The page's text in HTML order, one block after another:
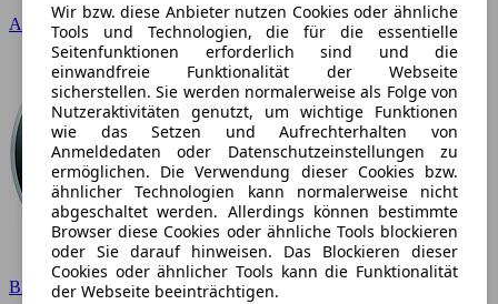
Audi
BMW
Wir bzw. diese Anbieter nutzen Cookies oder ähnliche
Tools und Technologien, die für die essentielle
Seitenfunktionen erforderlich sind und die
einwandfreie Funktionalität der Webseite
sicherstellen. Sie werden normalerweise als Folge von
Nutzeraktivitäten genutzt, um wichtige Funktionen
wie das Setzen und Aufrechterhalten von
Anmeldedaten oder Datenschutzeinstellungen zu
ermöglichen. Die Verwendung dieser Cookies bzw.
ähnlicher Technologien kann normalerweise nicht
abgeschaltet werden. Allerdings können bestimmte
Browser diese Cookies oder ähnliche Tools blockieren
oder Sie darauf hinweisen. Das Blockieren dieser
Cookies oder ähnlicher Tools kann die Funktionalität
der Webseite beeinträchtigen.